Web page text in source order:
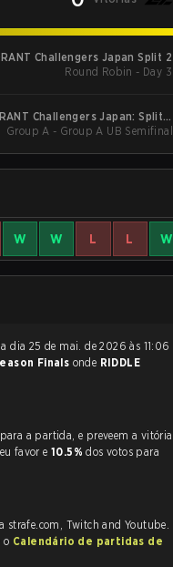
Challengers Japan Split 2
Round Robin - Day 3
Challengers Japan: Split 2
Advance Stage
Group A - Group A UB Semifinal
W W L L W
Finals onde RIDDLE
favor e 10.5%dos votos para
strafe.com, Twitch and Youtube.
o Calendário de partidas de